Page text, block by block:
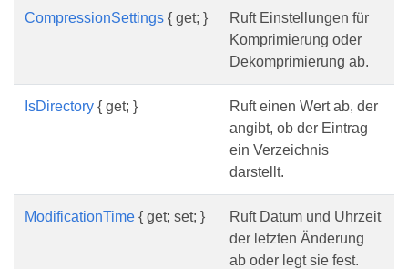
CompressionSettings { get; }
Ruft Einstellungen für
Komprimierung oder
Dekomprimierung ab.
IsDirectory { get; }
Ruft einen Wert ab, der
angibt, ob der Eintrag
ein Verzeichnis
darstellt.
ModificationTime { get; set; }
Ruft Datum und Uhrzeit
der letzten Änderung
ab oder legt sie fest.